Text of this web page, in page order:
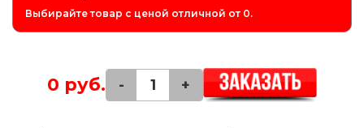
Выбирайте товар с ценой отличной от 0.
0 руб. - +